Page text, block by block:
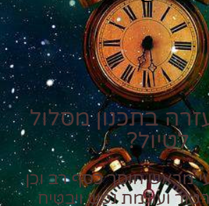
בתכנון מסלול
לטיול?
מראש חוסך כסף רב וכן
ועוגמת נפש ויבטיח